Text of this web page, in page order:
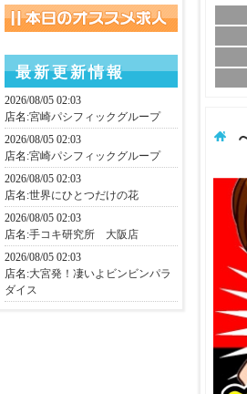
最新更新情報
2026/08/05 02:03
店名:宮崎パシフィックグループ
2026/08/05 02:03
店名:宮崎パシフィックグループ
2026/08/05 02:03
店名:世界にひとつだけの花
2026/08/05 02:03
店名:手コキ研究所 大阪店
2026/08/05 02:03
店名:大宮発！凄いよビンビンパラ
ダイス